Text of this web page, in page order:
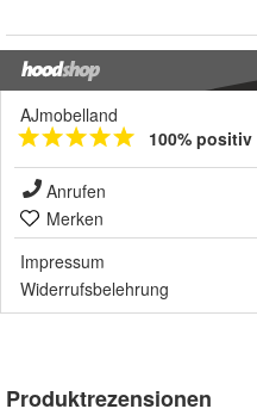
AJmobelland
100% positiv
Anrufen
Merken
Impressum
Widerrufsbelehrung
Produktrezensionen